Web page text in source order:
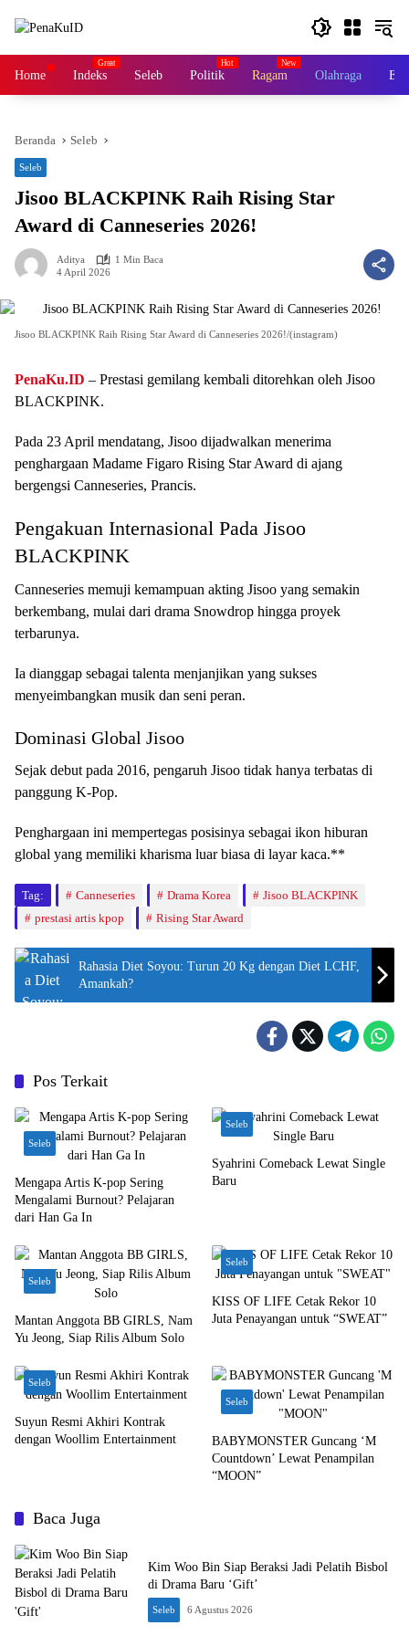
Home Indeks Seleb Politik Ragam Olahraga
Beranda Seleb
Seleb
Jisoo BLACKPINK Raih Rising Star
Award di Canneseries 2026!
Aditya
1 Min Baca
4 April 2026
Jisoo BLACKPINK Raih Rising Star Award di Canneseries 2026!/(instagram)
PenaKu.ID – Prestasi gemilang kembali ditorehkan oleh Jisoo
BLACKPINK.
Pada 23 April mendatang, Jisoo dijadwalkan menerima
penghargaan Madame Figaro Rising Star Award di ajang
bergengsi Canneseries, Prancis.
Pengakuan Internasional Pada Jisoo
BLACKPINK
Canneseries memuji kemampuan akting Jisoo yang semakin
berkembang, mulai dari drama Snowdrop hingga proyek
terbarunya.
Ia dianggap sebagai talenta menjanjikan yang sukses
menyeimbangkan musik dan seni peran.
Dominasi Global Jisoo
Sejak debut pada 2016, pengaruh Jisoo tidak hanya terbatas di
panggung K-Pop.
Penghargaan ini mempertegas posisinya sebagai ikon hiburan
global yang memiliki kharisma luar biasa di layar kaca.**
Tag: Canneseries Drama Korea
Jisoo BLACKPINK
prestasi artis kpop
Rising Star Award
Rahasia Diet Soyou: Turun 20 Kg dengan Diet LCHF,
Amankah?
Pos Terkait
Seleb
Mengapa Artis K-pop Sering
Mengalami Burnout? Pelajaran
dari Han Ga In
Seleb
Syahrini Comeback Lewat Single
Baru
Seleb
Mantan Anggota BB GIRLS, Nam
Yu Jeong, Siap Rilis Album Solo
Seleb
KISS OF LIFE Cetak Rekor 10
Juta Penayangan untuk “SWEAT”
Seleb
Suyun Resmi Akhiri Kontrak
dengan Woollim Entertainment
Seleb
BABYMONSTER Guncang ‘M
Countdown’ Lewat Penampilan
“MOON”
Baca Juga
Kim Woo Bin Siap Beraksi Jadi Pelatih Bisbol
di Drama Baru ‘Gift’
Seleb 6 Agustus 2026